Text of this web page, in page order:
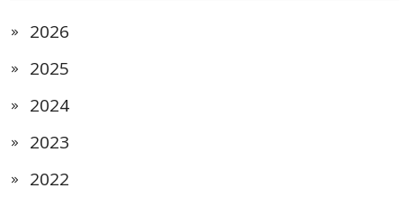
2026
2025
2024
2023
2022